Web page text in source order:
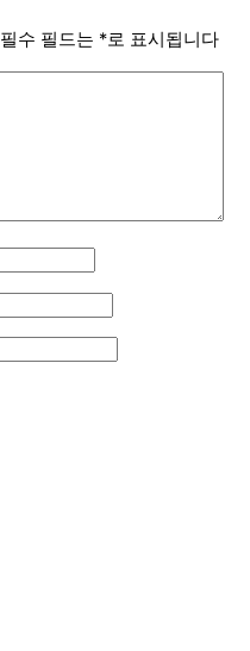
필수 필드는 *로 표시됩니다